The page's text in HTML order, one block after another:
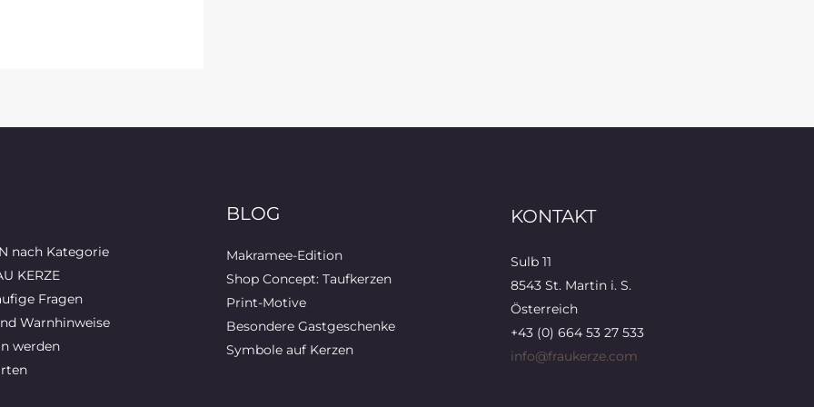
nach Kategorie
KERZE
Fragen
Warnhinweise
werden
BLOG
Makramee-Edition
Shop Concept: Taufkerzen
Print-Motive
Besondere Gastgeschenke
Symbole auf Kerzen
KONTAKT
Sulb 11
8543 St. Martin i. S.
Österreich
+43 (0) 664 53 27 533
info@fraukerze.com